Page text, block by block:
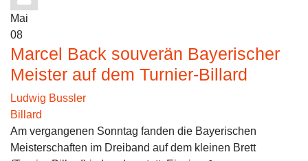
Mai
08
Marcel Back souverän Bayerischer
Meister auf dem Turnier-Billard
Ludwig Bussler
Billard
Am vergangenen Sonntag fanden die Bayerischen
Meisterschaften im Dreiband auf dem kleinen Brett